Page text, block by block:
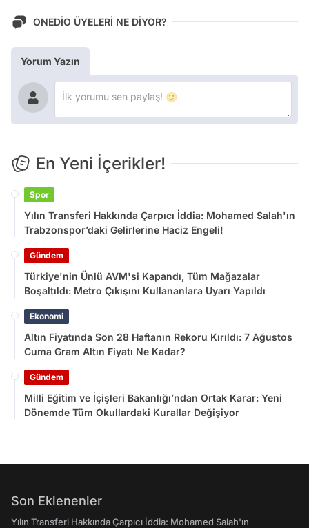
ONEDİO ÜYELERİ NE DİYOR?
Yorum Yazın
En Yeni İçerikler!
Spor
Yılın Transferi Hakkında Çarpıcı İddia: Mohamed Salah'ın
Trabzonspor’daki Gelirlerine Haciz Engeli!
Gündem
Türkiye'nin Ünlü AVM'si Kapandı, Tüm Mağazalar
Boşaltıldı: Metro Çıkışını Kullananlara Uyarı Yapıldı
Ekonomi
Altın Fiyatında Son 28 Haftanın Rekoru Kırıldı: 7 Ağustos
Cuma Gram Altın Fiyatı Ne Kadar?
Gündem
Milli Eğitim ve İçişleri Bakanlığı’ndan Ortak Karar: Yeni
Dönemde Tüm Okullardaki Kurallar Değişiyor
Son Eklenenler
Yılın Transferi Hakkında Çarpıcı İddia: Mohamed Salah'ın